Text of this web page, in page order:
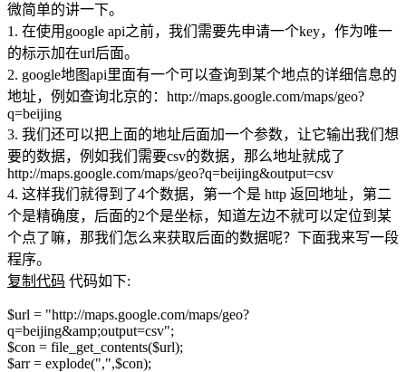
微简单的讲一下。
1. 在使用google api之前，我们需要先申请一个key，作为唯一
的标示加在url后面。
2. google地图api里面有一个可以查询到某个地点的详细信息的
地址，例如查询北京的：http://maps.google.com/maps/geo?
q=beijing
3. 我们还可以把上面的地址后面加一个参数，让它输出我们想
要的数据，例如我们需要csv的数据，那么地址就成了
http://maps.google.com/maps/geo?q=beijing&output=csv
4. 这样我们就得到了4个数据，第一个是 http 返回地址，第二
个是精确度，后面的2个是坐标，知道左边不就可以定位到某
个点了嘛，那我们怎么来获取后面的数据呢？下面我来写一段
程序。
复制代码 代码如下:
$url = "http://maps.google.com/maps/geo?
q=beijing&amp;output=csv";
$con = file_get_contents($url);
$arr = explode(",",$con);